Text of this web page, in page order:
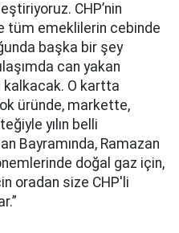
CHP’nin
tüm emeklilerin cebinde
başka bir şey
can yakan
kalkacak. O kartta
üründe, markette,
yılın belli
Bayramında, Ramazan
doğal gaz için,
oradan size CHP'li